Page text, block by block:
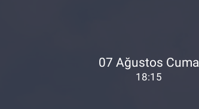
07 Ağustos Cuma
18:15